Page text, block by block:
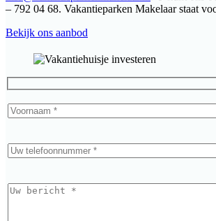
– 792 04 68. Vakantieparken Makelaar staat
Bekijk ons aanbod